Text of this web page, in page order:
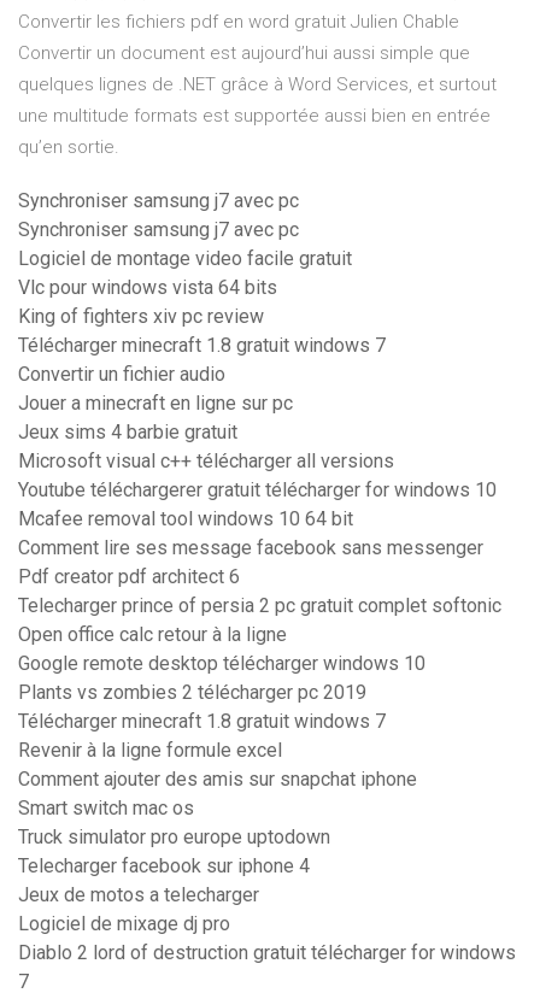
Convertir les fichiers pdf en word gratuit Julien Chable
Convertir un document est aujourd’hui aussi simple que
quelques lignes de .NET grâce à Word Services, et surtout
une multitude formats est supportée aussi bien en entrée
qu’en sortie.
Synchroniser samsung j7 avec pc
Synchroniser samsung j7 avec pc
Logiciel de montage video facile gratuit
Vlc pour windows vista 64 bits
King of fighters xiv pc review
Télécharger minecraft 1.8 gratuit windows 7
Convertir un fichier audio
Jouer a minecraft en ligne sur pc
Jeux sims 4 barbie gratuit
Microsoft visual c++ télécharger all versions
Youtube téléchargerer gratuit télécharger for windows 10
Mcafee removal tool windows 10 64 bit
Comment lire ses message facebook sans messenger
Pdf creator pdf architect 6
Telecharger prince of persia 2 pc gratuit complet softonic
Open office calc retour à la ligne
Google remote desktop télécharger windows 10
Plants vs zombies 2 télécharger pc 2019
Télécharger minecraft 1.8 gratuit windows 7
Revenir à la ligne formule excel
Comment ajouter des amis sur snapchat iphone
Smart switch mac os
Truck simulator pro europe uptodown
Telecharger facebook sur iphone 4
Jeux de motos a telecharger
Logiciel de mixage dj pro
Diablo 2 lord of destruction gratuit télécharger for windows
7